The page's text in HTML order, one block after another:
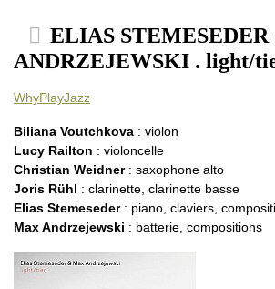
ELIAS
ANDRZEJEWSKI . light/
WhyPlayJazz
Biliana Voutchkova : violon
Lucy Railton : violoncelle
Christian Weidner: saxophone alto
Joris Rühl : clarinette, clarinette basse
Elias Stemeseder: piano, claviers,
Max Andrzejewski : batterie, compositions